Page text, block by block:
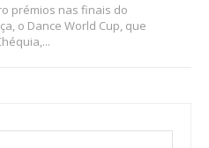
prémios nas finais do
o Dance World Cup, que